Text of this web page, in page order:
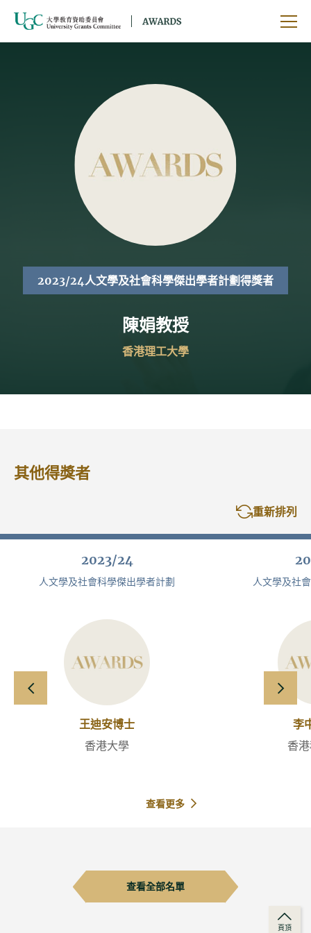
開
2023/24人文學及社會科學傑出學者計劃得獎者
陳娟教授
香港理工大學
其他得獎者
重新排列
向左滑動 向右
2023/24
人文學及社會科學傑出學者計劃
王迪安博士
香港大學
查看更多
人文學及社
李
香
查看全部名單
頁頂